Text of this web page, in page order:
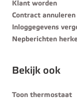
Klant worden
Contract annuleren
Inloggegevens
Nepberichten
Bekijk ook
Toon thermostaat